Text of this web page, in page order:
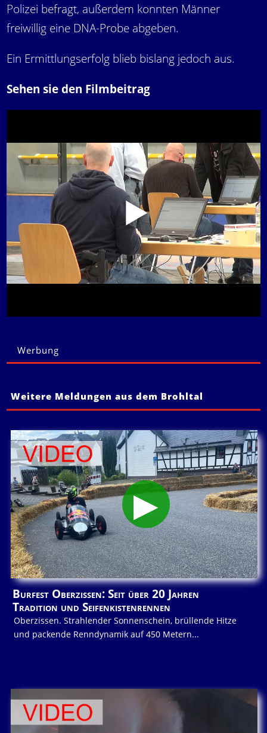
Polizei befragt, außerdem konnten Männer
freiwillig eine DNA-Probe abgeben.
Ein Ermittlungserfolg blieb bislang jedoch aus.
Sehen sie den Filmbeitrag
Werbung
Weitere Meldungen aus dem Brohltal
Burfest Oberzissen: Seit über 20 Jahren
Tradition und Seifenkistenrennen
Oberzissen. Strahlender Sonnenschein, brüllende Hitze
und packende Renndynamik auf 450 Metern...